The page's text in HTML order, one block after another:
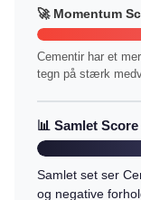
🚀 Momentum
Cementir har et
tegn på stærk
📊 Samlet Score
Samlet set ser
og negative